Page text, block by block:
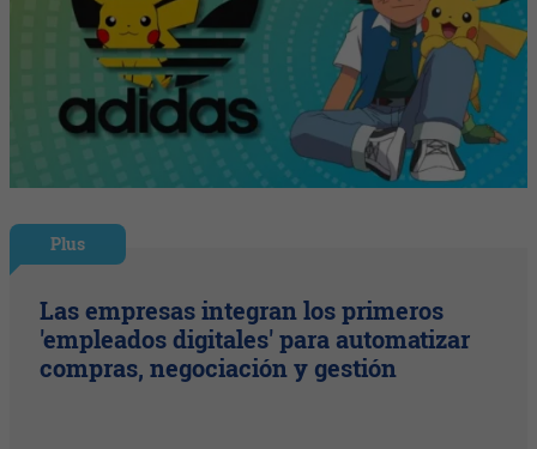
Plus
Las empresas integran los primeros
'empleados digitales' para automatizar
compras, negociación y gestión